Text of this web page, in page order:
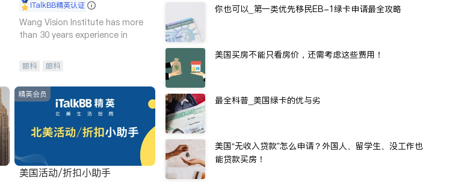
iTalkBB精英认证
Wang Vision Institute has more
than 30 years experience in
眼科 眼科
精英会员
美国活动/折扣小助手
你也可以_第一类优先移民EB-1绿卡申请最全攻略
美国买房不能只看房价，还需考虑这些费用！
最全科普_美国绿卡的优与劣
美国“无收入贷款”怎么申请？外国人、留学生、没工作也
能贷款买房！